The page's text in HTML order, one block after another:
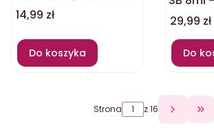
50ml
Cena
14,99 zł
Do koszyka
Cena
29,99 zł
Do
Strona z 16